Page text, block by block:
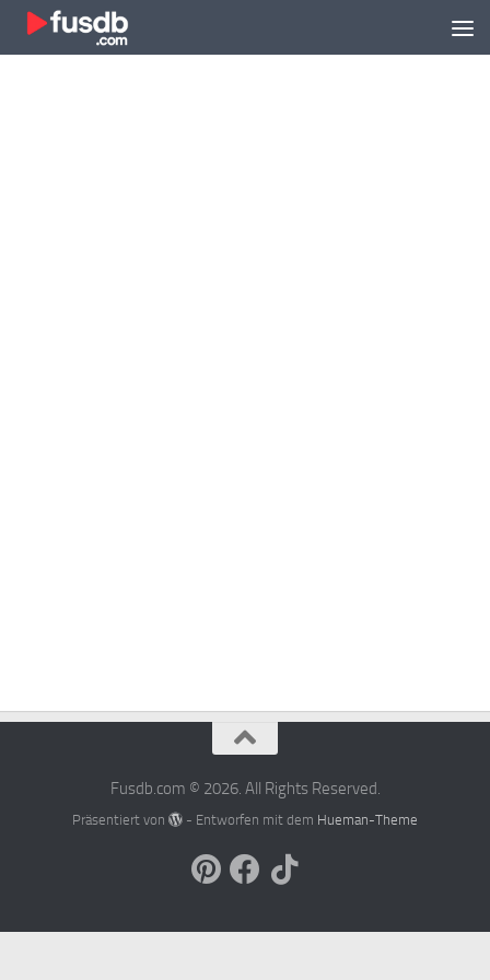
Zum Inhalt springen
Fusdb.com © 2026. All Rights Reserved.
Präsentiert von - Entworfen mit dem Hueman-Theme